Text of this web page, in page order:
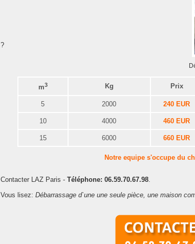
?
m3 Kg Prix
5 2000 240 EUR
10 4000 460 EUR
15 6000 660 EUR
Notre equipe s'occupe du
Contacter LAZ Paris - Téléphone: 06.59.70.67.98.
Vous lisez: Débarrassage d`une une seule pièce, une maison